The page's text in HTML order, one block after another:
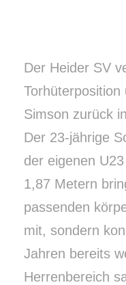
Der Heider SV
Simson zurück
Der 23-jährige
der eigenen
1,87 Metern
passenden
mit, sondern
Jahren bereits
Herrenbereich